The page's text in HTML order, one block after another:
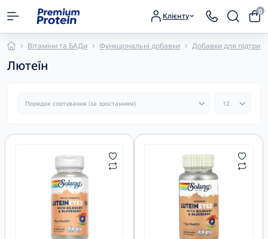
Клієнту 0
Вітаміни та БАДи Функціональні добавки Добавки для
Лютеїн